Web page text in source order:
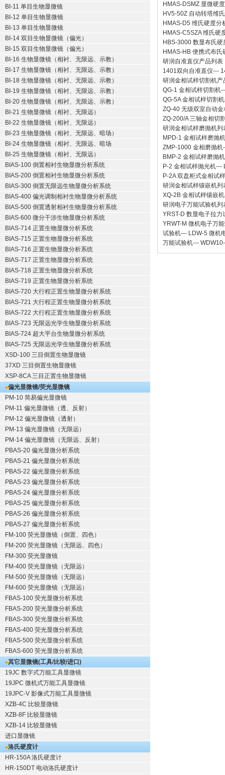
BI-11 单目生物显微镜
BI-12 单目生物显微镜
BI-13 单目生物显微镜
BI-14 双目生物显微镜（偏光）
BI-15 双目生物显微镜（偏光）
BI-16 生物显微镜（相衬、无限远、示教）
BI-17 生物显微镜（相衬、无限远、示教）
BI-18 生物显微镜（相衬、无限远、示教）
BI-19 生物显微镜（相衬、无限远、示教）
BI-20 生物显微镜（相衬、无限远、示教）
BI-21 生物显微镜（相衬、无限远）
BI-22 生物显微镜（相衬、无限远）
BI-23 生物显微镜（相衬、无限远、暗场）
BI-24 生物显微镜（相衬、无限远、暗场
BI-25 生物显微镜（相衬、无限远）
BIAS-100 倒置相衬生物显微分析系统
BIAS-200 倒置相衬生物显微分析系统
BIAS-300 倒置无限远生物显微分析系统
BIAS-400 偏光调制相衬生物显微分析系统
BIAS-500 倒置透射相衬生物显微分析系统
BIAS-600 微分干涉生物显微分析系统
BIAS-714 正置生物显微分析系统
BIAS-715 正置生物显微分析系统
BIAS-716 正置生物显微分析系统
BIAS-717 正置生物显微分析系统
BIAS-718 正置生物显微分析系统
BIAS-719 正置生物显微分析系统
BIAS-720 大行程正置生物显微分析系统
BIAS-721 大行程正置生物显微分析系统
BIAS-722 大行程正置生物显微分析系统
BIAS-723 无限远光学生物显微分析系统
BIAS-724 超大平台生物显微分析系统
BIAS-725 无限远光学生物显微分析系统
XSD-100 三目倒置生物显微镜
37XD 三目倒置生物显微镜
XSP-8CA 三目正置生物显微镜
偏光显微镜/荧光显微镜
PM-10 简易偏光显微镜
PM-11 偏光显微镜（透、反射）
PM-12 偏光显微镜（透射）
PM-13 偏光显微镜（无限远）
PM-14 偏光显微镜（无限远、反射）
PBAS-20 偏光显微分析系统
PBAS-21 偏光显微分析系统
PBAS-22 偏光显微分析系统
PBAS-23 偏光显微分析系统
PBAS-24 偏光显微分析系统
PBAS-25 偏光显微分析系统
PBAS-26 偏光显微分析系统
PBAS-27 偏光显微分析系统
FM-100 荧光显微镜（倒置、四色）
FM-200 荧光显微镜（无限远、四色）
FM-300 荧光显微镜
FM-400 荧光显微镜（无限远）
FM-500 荧光显微镜（无限远）
FM-600 荧光显微镜（无限远）
FBAS-100 荧光显微分析系统
FBAS-200 荧光显微分析系统
FBAS-300 荧光显微分析系统
FBAS-400 荧光显微分析系统
FBAS-500 荧光显微分析系统
FBAS-600 荧光显微分析系统
其它显微镜(工具/比较/进口)
19JC 数字式万能工具显微镜
19JPC 微机式万能工具显微镜
19JPC-V 影像式万能工具显微镜
XZB-4C 比较显微镜
XZB-8F 比较显微镜
XZB-14 比较显微镜
进口显微镜
洛氏硬度计
HR-150A 洛氏硬度计
HR-150DT 电动洛氏硬度计
HMAS-DSMZ 显微硬
HV5-50Z 自动转塔维
HMAS-D5 维氏硬度分
HMAS-C5SZA 维氏硬
HBS-3000 数显布氏硬
HMAS-HB 便携式布氏
研润自准直仪产品列表
1401双向自准直仪---
研润金相试样切割机产
QG-1 金相试样切割机
QG-5A 金相试样切割机
ZQ-40 无级双室自动金
ZQ-200/A 三轴金相切
研润金相试样磨抛机列
MPD-1 金相试样磨抛机
ZMP-1000 金相磨抛机
BMP-2 金相试样磨抛机
P-2 金相试样抛光机---
P-2A 双盘柜式金相试
研润金相试样镶嵌机列
XQ-2B 金相试样镶嵌机
研润电子万能试验机列
YRST-D 数显电子拉力
YRWT-M 微机电子万
试验机--- LDW-5 微机
万能试验机---